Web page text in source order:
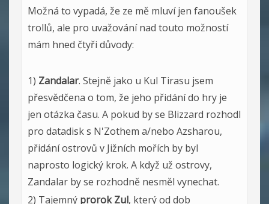
Možná to vypadá, že ze mě mluví jen fanoušek
trollů, ale pro uvažování nad touto možností
mám hned čtyři důvody:
1) Zandalar. Stejně jako u Kul Tirasu jsem
přesvědčena o tom, že jeho přidání do hry je
jen otázka času. A pokud by se Blizzard rozhodl
pro datadisk s N'Zothem a/nebo Azsharou,
přidání ostrovů v Jižních mořích by byl
naprosto logický krok. A když už ostrovy,
Zandalar by se rozhodně nesměl vynechat.
2) Tajemný prorok Zul, který od dob